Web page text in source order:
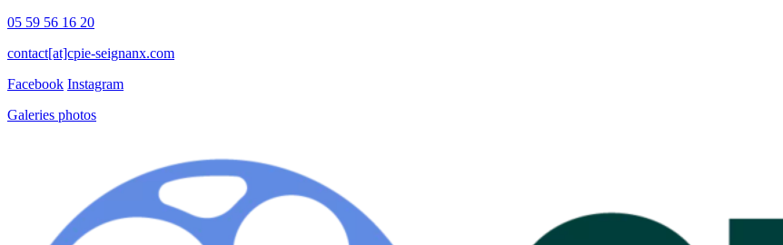
05 59 56 16 20
contact[at]cpie-seignanx.com
Facebook Instagram
Galeries photos